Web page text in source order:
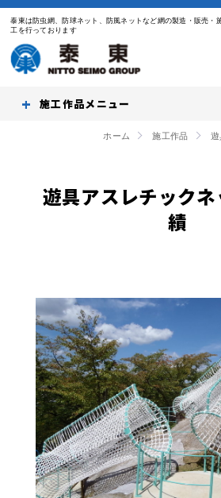
泰東は防虫網、防球ネット、防風ネットなど網の製造・販売・
工を行っております
施工作品
ホーム 施工作品 遊
遊具アスレチック
績